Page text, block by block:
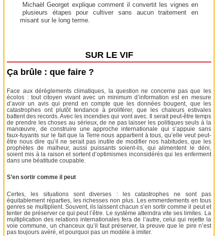
Michaël Georget explique comment il convertit les vignes en
plusieurs étapes pour cultiver sans aucun traitement en
misant sur le long terme.
SUR LE VIF
Ça brûle : que faire ?
Face aux dérèglements climatiques, la question ne concerne pas que les
écolos : tout citoyen vivant avec un minimum d’information est en mesure
d’avoir un avis qui prend en compte que les données bougent, que les
catastrophes ont plutôt tendance à proliférer, que les chaleurs estivales
battent des records. Avec les incendies qui vont avec. Il serait peut-être temps
de prendre les choses au sérieux, de ne pas laisser les politiques seuls à la
manœuvre, de construire une approche internationale qui s’appuie sans
faux-fuyants sur le fait que la Terre nous appartient à tous, qu’elle veut peut-
être nous dire qu’il ne serait pas inutile de modifier nos habitudes, que les
prophètes de malheur, aussi puissants soient-ils, qui alimentent le déni,
soient mis à la raison et sortent d’optimismes inconsidérés qui les enferment
dans une béatitude coupable.
S’en sortir comme il peut
Certes, les situations sont diverses : les catastrophes ne sont pas
équitablement réparties, les richesses non plus. Les emmerdements en tous
genres se multiplient. Souvent, ils laissent chacun s’en sortir comme il peut et
tenter de préserver ce qui peut l’être. Le système atteindra vite ses limites. La
multiplication des relations internationales fera de l’autre, celui qui rejette la
voie commune, un chanceux qu’il faut préserver, la preuve que le pire n’est
pas toujours avéré, et pourquoi pas un modèle à imiter.